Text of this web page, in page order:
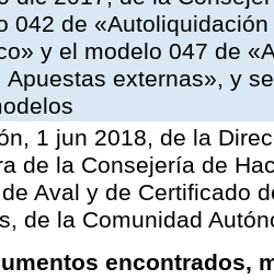
042 de
y el modelo 047 de
Apuestas externas», y
1 jun 2018, de la
de la Consejería de
Aval y de Certificado
de la Comunidad
encontrados,